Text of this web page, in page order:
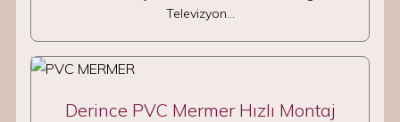
Televizyon…
Derince PVC Mermer Hızlı Montaj